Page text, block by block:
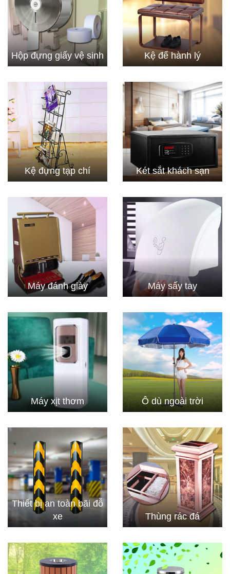
Hộp đựng giấy vệ sinh Kệ để hành lý
Kệ đựng tạp chí Két sắt khách sạn
Máy đánh giày Máy sấy tay
Máy xịt thơm Ô dù ngoài trời
Thiết bị an toàn bãi đỗ
xe
Thùng rác đá